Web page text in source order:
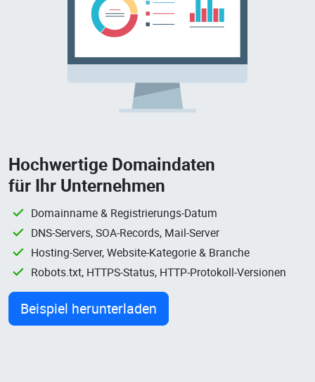
Hochwertige Domaindaten
für Ihr Unternehmen
Domainname & Registrierungs-Datum
DNS-Servers, SOA-Records, Mail-Server
Hosting-Server, Website-Kategorie & Branche
Robots.txt, HTTPS-Status, HTTP-Protokoll-Versionen
Beispiel herunterladen